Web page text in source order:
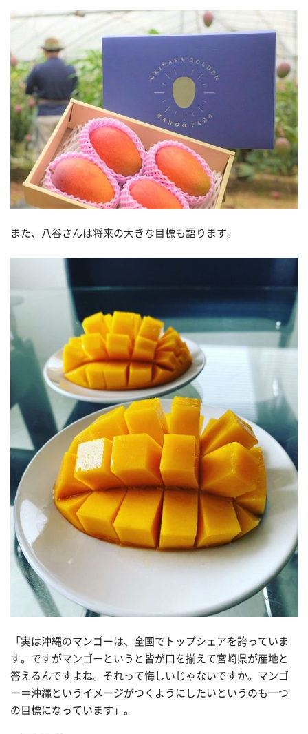
また、八谷さんは将来の大きな目標も語ります。
「実は沖縄のマンゴーは、全国でトップシェアを誇っていま
す。ですがマンゴーというと皆が口を揃えて宮崎県が産地と
答えるんですよね。それって悔しいじゃないですか。マンゴ
ー＝沖縄というイメージがつくようにしたいというのも一つ
の目標になっています」。